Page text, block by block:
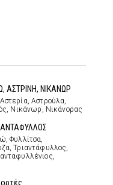
ΑΣΤΡΙΝΗ, ΝΙΚΑΝΩΡ
Αστρούλα,
Νικάνωρ, Νικάνορας
Φυλλίτσα,
Τριαντάφυλλος,